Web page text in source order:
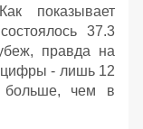
показывает
37.3
правда на
цифры - лишь 12
больше, чем в